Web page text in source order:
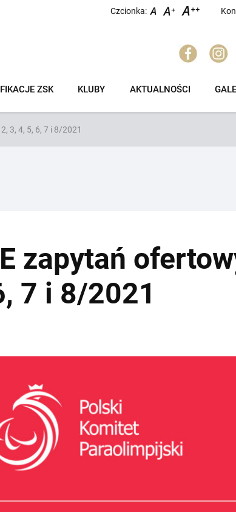
Czcionka:
ZSK KLUBY AKTUALNOŚCI
3, 4, 5, 6, 7 i 8/2021
zapytań
7 i 8/2021